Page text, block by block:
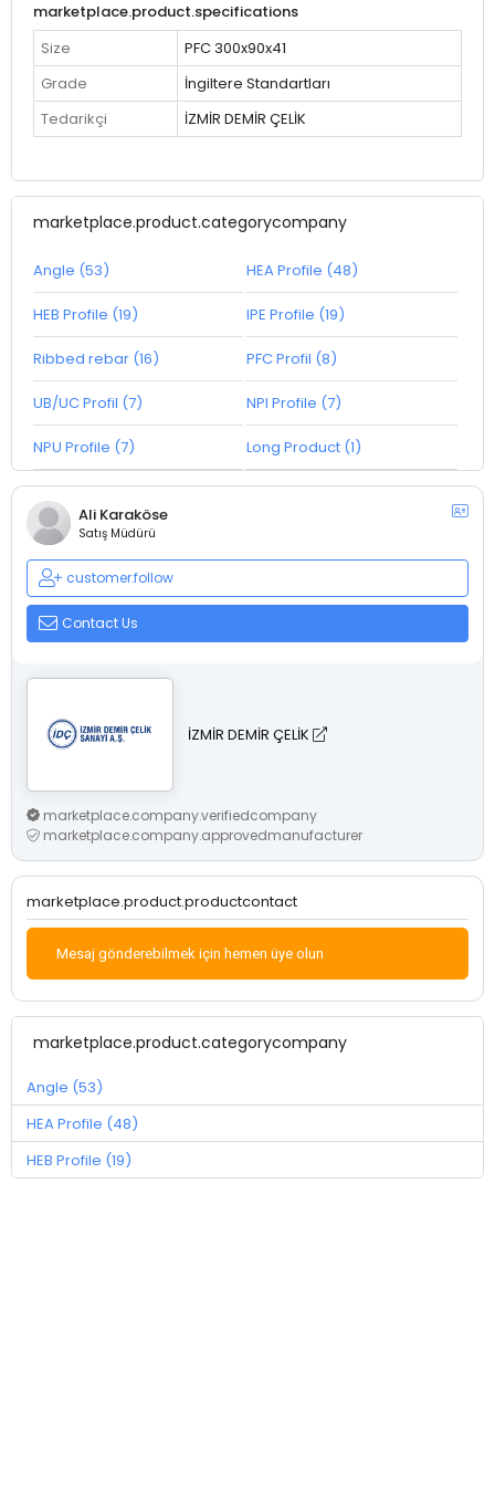
marketplace.product.specifications
Size
PFC 300x90x41
Grade
İngiltere Standartları
Tedarikçi
İZMİR DEMİR ÇELİK
marketplace.product.categorycompany
Angle (53) HEA Profile (48)
HEB Profile (19) IPE Profile (19)
Ribbed rebar (16) PFC Profil (8)
UB/UC Profil (7) NPI Profile (7)
NPU Profile (7) Long Product (1)
Ali Karaköse
Satış Müdürü
customer.follow
Contact Us
İZMİR DEMİR ÇELİK
marketplace.company.verifiedcompany
marketplace.company.approvedmanufacturer
marketplace.product.productcontact
Mesaj gönderebilmek için hemen üye olun
marketplace.product.categorycompany
Angle (53)
HEA Profile (48)
HEB Profile (19)